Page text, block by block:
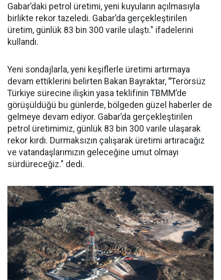
Gabar’daki petrol üretimi, yeni kuyuların açılmasıyla
birlikte rekor tazeledi. Gabar’da gerçekleştirilen
üretim, günlük 83 bin 300 varile ulaştı." ifadelerini
kullandı.
Yeni sondajlarla, yeni keşiflerle üretimi artırmaya
devam ettiklerini belirten Bakan Bayraktar, "Terörsüz
Türkiye sürecine ilişkin yasa teklifinin TBMM’de
görüşüldüğü bu günlerde, bölgeden güzel haberler de
gelmeye devam ediyor. Gabar’da gerçekleştirilen
petrol üretimimiz, günlük 83 bin 300 varile ulaşarak
rekor kırdı. Durmaksızın çalışarak üretimi artıracağız
ve vatandaşlarımızın geleceğine umut olmayı
sürdüreceğiz." dedi.